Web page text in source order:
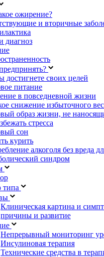
ожирение?
и вторичные
диагноз
достигнете своих целей
питание
в повседневной жизни
снижение избыточного
образ жизни, не
стресса
сон
курить
алкоголя без вреда
синдром
типа
Клиническая картина и
причины и развитие
Непрерывный мониторинг
Инсулиновая терапия
Технические средства в